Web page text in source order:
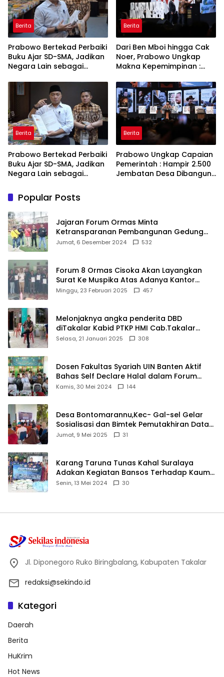
Berita
Prabowo Bertekad Perbaiki
Buku Ajar SD-SMA, Jadikan
Negara Lain sebagai
Berita
Dari Ben Mboi hingga Cak
Noer, Prabowo Ungkap
Makna Kepemimpinan :
Gunakan Akal Sehat
Berita
Prabowo Bertekad Perbaiki
Buku Ajar SD-SMA, Jadikan
Negara Lain sebagai
Berita
Prabowo Ungkap Capaian
Pemerintah : Hampir 2.500
Jembatan Desa Dibangun,
Popular Posts
Jajaran Forum Ormas Minta
Ketransparanan Pembangunan Gedung
Damkar Di Kecamatan Cisoka
Jumat, 6 Desember 2024 532
Forum 8 Ormas Cisoka Akan Layangkan
Surat Ke Muspika Atas Adanya Kantor
Matel di Cisoka
Minggu, 23 Februari 2025 457
Melonjaknya angka penderita DBD
diTakalar Kabid PTKP HMI Cab.Takalar
angkat bicara
Selasa, 21 Januari 2025 308
Dosen Fakultas Syariah UIN Banten Aktif
Bahas Self Declare Halal dalam Forum
Ijtima Ulama MUI
Kamis, 30 Mei 2024 144
Desa Bontomarannu,Kec- Gal-sel Gelar
Sosialisasi dan Bimtek Pemutakhiran Data
ID
Jumat, 9 Mei 2025 31
Karang Taruna Tunas Kahal Suralaya
Adakan Kegiatan Bansos Terhadap Kaum
Dhuafa dan Anak Yatim-Piatu
Senin, 13 Mei 2024 30
Jl. Diponegoro Ruko Biringbalang, Kabupaten Takalar
redaksi@sekindo.id
Kategori
Daerah
Berita
HuKrim
Hot News